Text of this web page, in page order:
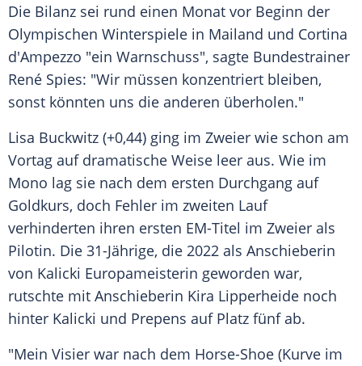
Die Bilanz sei rund einen Monat vor Beginn der
Olympischen Winterspiele in Mailand und Cortina
d'Ampezzo "ein Warnschuss", sagte Bundestrainer
René Spies: "Wir müssen konzentriert bleiben,
sonst könnten uns die anderen überholen."
Lisa Buckwitz (+0,44) ging im Zweier wie schon am
Vortag auf dramatische Weise leer aus. Wie im
Mono lag sie nach dem ersten Durchgang auf
Goldkurs, doch Fehler im zweiten Lauf
verhinderten ihren ersten EM-Titel im Zweier als
Pilotin. Die 31-Jährige, die 2022 als Anschieberin
von Kalicki Europameisterin geworden war,
rutschte mit Anschieberin Kira Lipperheide noch
hinter Kalicki und Prepens auf Platz fünf ab.
"Mein Visier war nach dem Horse-Shoe (Kurve im